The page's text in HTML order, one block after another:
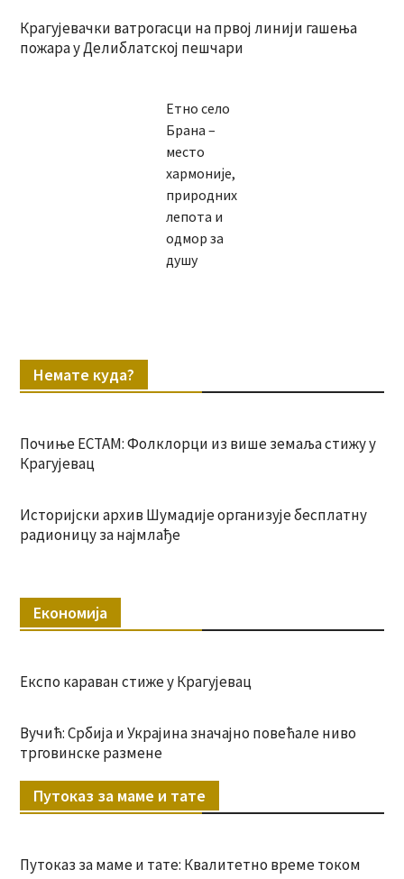
Крагујевачки ватрогасци на првој линији гашења
пожара у Делиблатској пешчари
Етно село
Брана –
место
хармоније,
природних
лепота и
одмор за
душу
Немате куда?
Почиње ЕСТАМ: Фолклорци из више земаља стижу у
Крагујевац
Историјски архив Шумадије организује бесплатну
радионицу за најмлађе
Економија
Експо караван стиже у Крагујевац
Вучић: Србија и Украјина значајно повећале ниво
трговинске размене
Путоказ за маме и тате
Путоказ за маме и тате: Квалитетно време током